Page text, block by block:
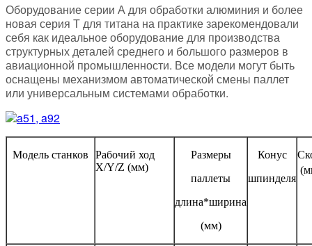
Оборудование серии А для обработки алюминия и более
новая серия Т для титана на практике зарекомендовали
себя как идеальное оборудование для производства
структурных деталей среднего и большого размеров в
авиационной промышленности. Все модели могут быть
оснащены механизмом автоматической смены паллет
или универсальным системами обработки.
Модель станков
Рабочий ход
X/Y/Z (мм)
Размеры
паллеты
длина*ширина
(мм)
Конус
шпинделя